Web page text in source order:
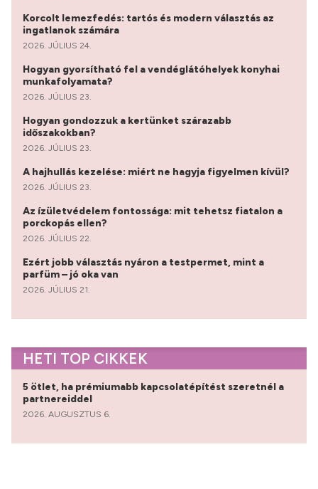
Korcolt lemezfedés: tartós és modern választás az
ingatlanok számára
2026. JÚLIUS 24.
Hogyan gyorsítható fel a vendéglátóhelyek konyhai
munkafolyamata?
2026. JÚLIUS 23.
Hogyan gondozzuk a kertünket szárazabb
időszakokban?
2026. JÚLIUS 23.
A hajhullás kezelése: miért ne hagyja figyelmen kívül?
2026. JÚLIUS 23.
Az ízületvédelem fontossága: mit tehetsz fiatalon a
porckopás ellen?
2026. JÚLIUS 22.
Ezért jobb választás nyáron a testpermet, mint a
parfüm – jó oka van
2026. JÚLIUS 21.
HETI TOP CIKKEK
5 ötlet, ha prémiumabb kapcsolatépítést szeretnél a
partnereiddel
2026. AUGUSZTUS 6.